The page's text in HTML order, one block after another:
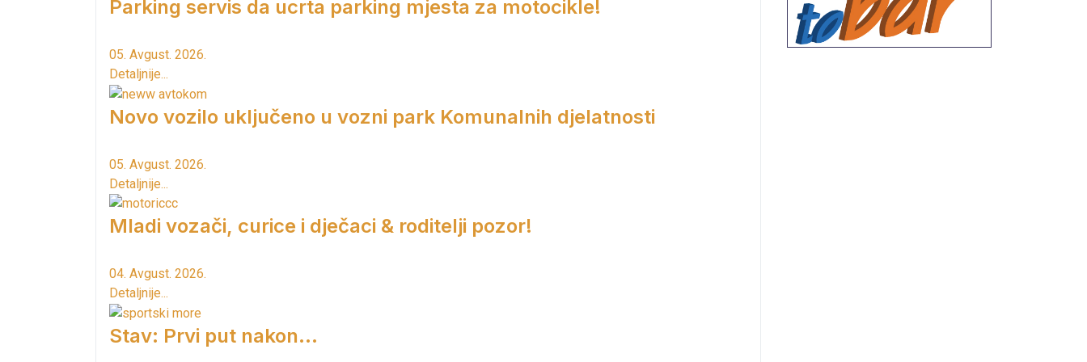
Parking servis da ucrta parking mjesta za motocikle!
05. Avgust. 2026.
Detaljnije...
Novo vozilo uključeno u vozni park Komunalnih djelatnosti
05. Avgust. 2026.
Detaljnije...
Mladi vozači, curice i dječaci & roditelji pozor!
04. Avgust. 2026.
Detaljnije...
Stav: Prvi put nakon…